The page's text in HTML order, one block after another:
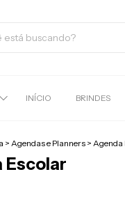
INÍCIO BRINDES
> Agendas e Planners > Agenda
Escolar